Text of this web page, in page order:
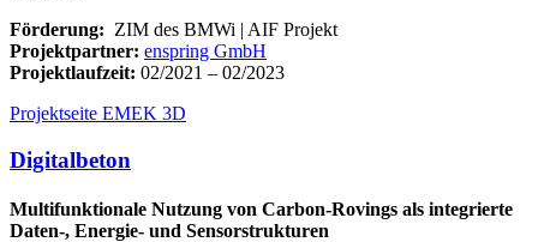
Förderung: ZIM des BMWi | AIF Projekt
Projektpartner: enspring GmbH
Projektlaufzeit: 02/2021 – 02/2023
Projektseite EMEK 3D
Digitalbeton
Multifunktionale Nutzung von Carbon-Rovings als integrierte
Daten-, Energie- und Sensorstrukturen